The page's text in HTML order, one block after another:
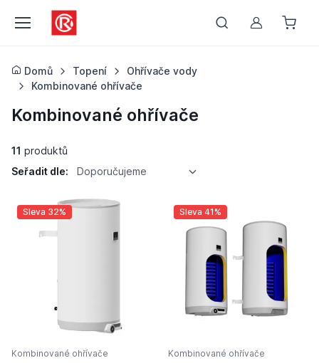
Můj účet
Domů Topení
Ohřívače vody
Kombinované ohřívače
Kombinované ohřívače
11 produktů
Seřadit dle:
Doporučujeme
Sleva 32%
Kombinované ohřívače
Sleva 41%
Kombinované ohřívače